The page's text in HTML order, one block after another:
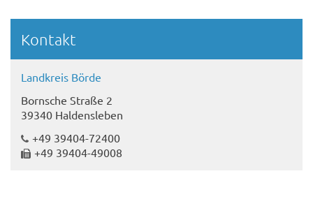
Kontakt
Landkreis Börde
Bornsche Straße 2
39340 Haldensleben
+49 39404-72400
+49 39404-49008